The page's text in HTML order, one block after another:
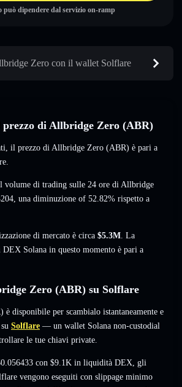
può dipendere dal servizio on-ramp
Zero con il wallet Solflare
prezzo di Allbridge Zero (ABR)
il prezzo di Allbridge Zero (ABR) è pari a
volume di trading sulle 24 ore di Allbridge
, una diminuzione of 52.82% rispetto a
di mercato è circa $5.3M. La
Solana in questo momento è pari a
Zero (ABR) su Solflare
disponibile per scambialo istantaneamente e
Solflare — un wallet Solana non-custodial
le tue chiavi private.
con $9.1K in liquidità DEX, gli
vengono eseguiti con slippage minimo